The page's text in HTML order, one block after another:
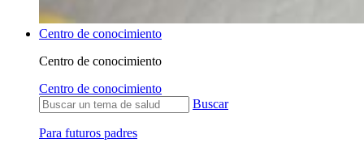
Centro de conocimiento
Centro de conocimiento
Centro de conocimiento
Buscar
Para futuros padres